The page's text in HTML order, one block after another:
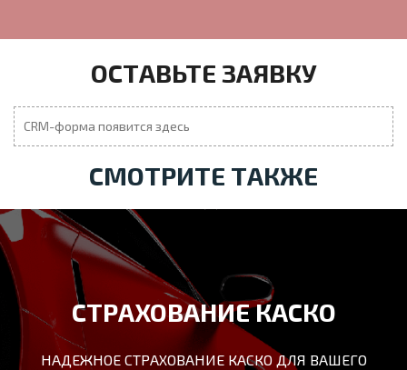
ОСТАВЬТЕ ЗАЯВКУ
CRM-форма появится здесь
СМОТРИТЕ ТАКЖЕ
СТРАХОВАНИЕ КАСКО
НАДЕЖНОЕ СТРАХОВАНИЕ КАСКО ДЛЯ ВАШЕГО